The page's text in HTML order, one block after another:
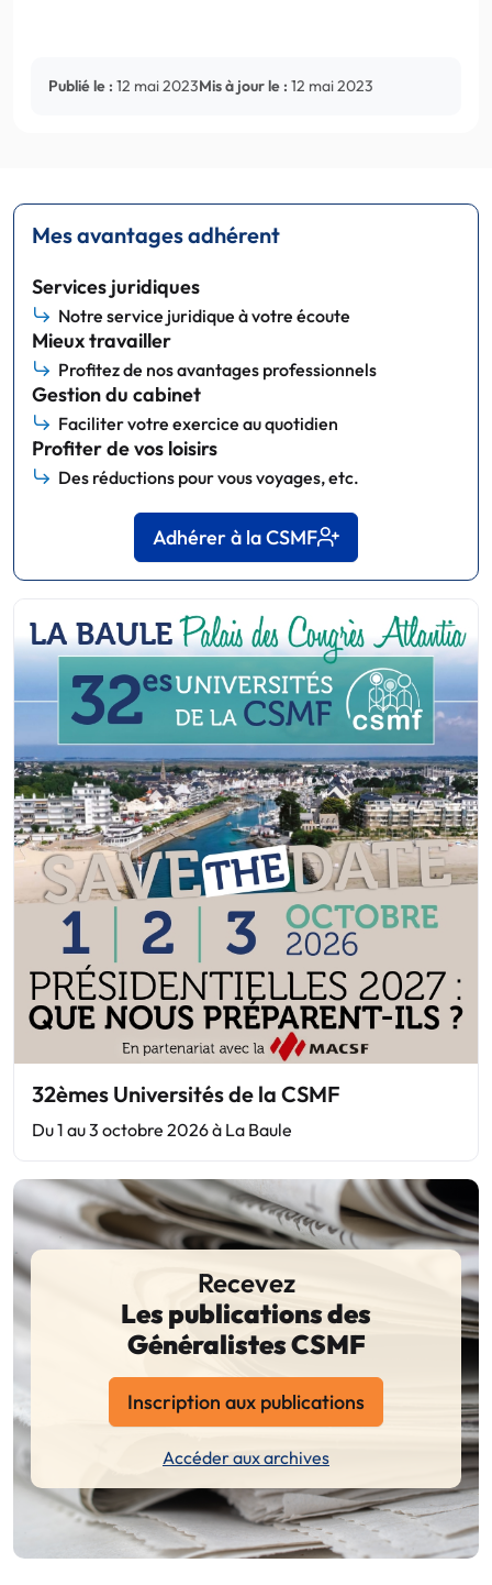
Publié le : 12 mai 2023Mis à jour le : 12 mai 2023
Mes avantages adhérent
Services juridiques
Notre service juridique à votre écoute
Mieux travailler
Profitez de nos avantages professionnels
Gestion du cabinet
Faciliter votre exercice au quotidien
Profiter de vos loisirs
Des réductions pour vous voyages, etc.
Adhérer à la CSMF
32èmes Universités de la CSMF
Du 1 au 3 octobre 2026 à La Baule
Recevez
Les publications des
Généralistes CSMF
Inscription aux publications
Accéder aux archives